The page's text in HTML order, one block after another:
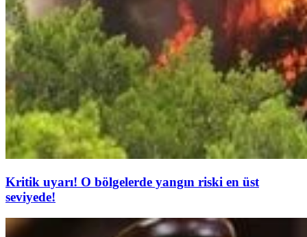
Kritik uyarı! O bölgelerde yangın riski en üst
seviyede!